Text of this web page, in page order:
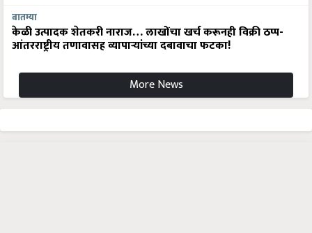
बातम्या
केळी उत्पादक शेतकरी नाराज… लाखोंचा खर्च करूनही विक्री ठप्प-
आंतरराष्ट्रीय तणावासह व्यापाऱ्यांच्या दबावाचा फटका!
More News